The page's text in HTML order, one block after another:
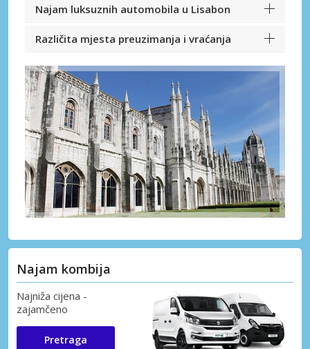
Najam luksuznih automobila u Lisabon
Različita mjesta preuzimanja i vraćanja
Najam kombija
Najniža cijena -
zajamčeno
Pretraga